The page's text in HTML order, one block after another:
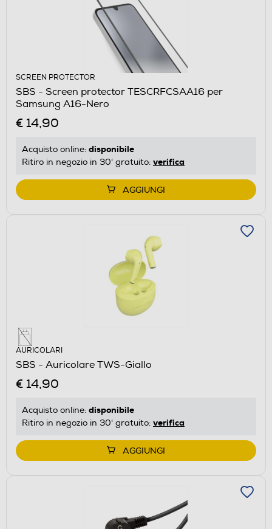
SCREEN PROTECTOR
SBS - Screen protector TESCRFCSAA16 per
Samsung A16-Nero
€ 14,90
Acquisto online: disponibile
Ritiro in negozio in 30' gratuito: verifica
AGGIUNGI
AURICOLARI
SBS - Auricolare TWS-Giallo
€ 14,90
Acquisto online: disponibile
Ritiro in negozio in 30' gratuito: verifica
AGGIUNGI